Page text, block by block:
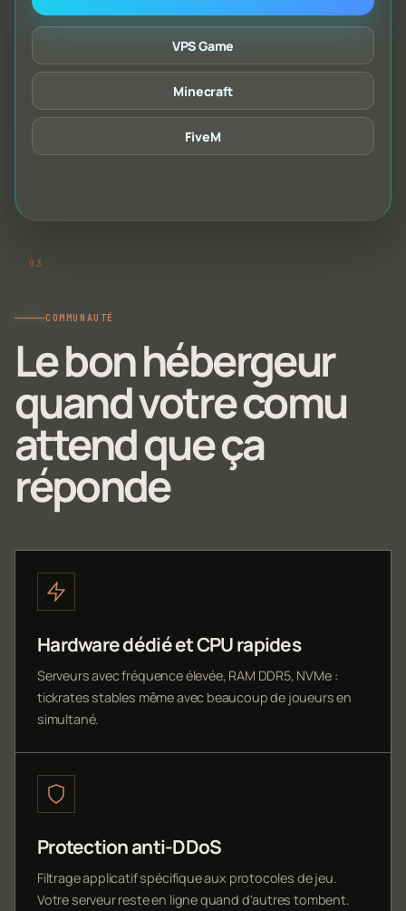
VPS Game
Minecraft
FiveM
COMMUNAUTÉ
Le bon hébergeur
quand votre comu
attend que ça
réponde
Hardware dédié et CPU rapides
Serveurs avec fréquence élevée, RAM DDR5, NVMe :
tickrates stables même avec beaucoup de joueurs en
simultané.
Protection anti-DDoS
Filtrage applicatif spécifique aux protocoles de jeu.
Votre serveur reste en ligne quand d'autres tombent.